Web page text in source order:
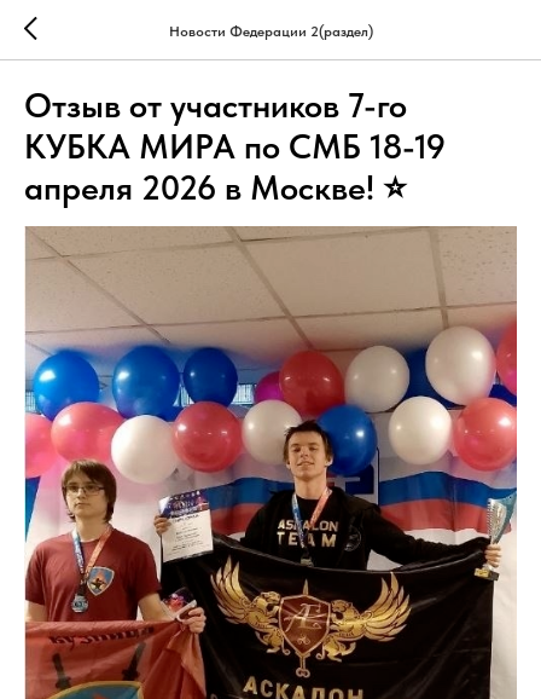
Новости Федерации 2(раздел)
Отзыв от участников 7-го
КУБКА МИРА по СМБ 18-19
апреля 2026 в Москве! ⭐️